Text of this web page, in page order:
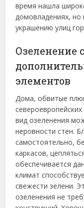
время нашла
домовладениях, но
украшению улиц
Озеленение
элементов
Дома, обвитые
вид озеленения
неровности стен.
самостоятельно,
каркасов,
обеспечивается
климат
свежести зелени.
озеленения не